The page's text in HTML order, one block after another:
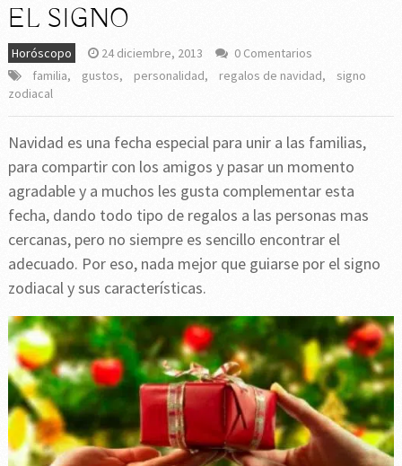
EL SIGNO
Horóscopo 24 diciembre, 2013
0 Comentarios
familia, gustos, personalidad, regalos de navidad,
signo
zodiacal
Navidad es una fecha especial para unir a las familias,
para compartir con los amigos y pasar un momento
agradable y a muchos les gusta complementar esta
fecha, dando todo tipo de regalos a las personas mas
cercanas, pero no siempre es sencillo encontrar el
adecuado. Por eso, nada mejor que guiarse por el signo
zodiacal y sus características.